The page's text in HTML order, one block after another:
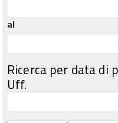
al
Ricerca per data di
Uff.